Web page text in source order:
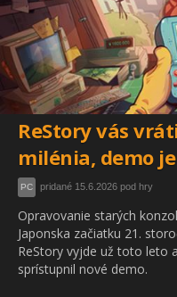
ReStory vás
milénia, demo
PC pridané 15.6.2026 pod hry
Opravovanie starých
Japonska začiatku 21.
ReStory vyjde už toto leto
sprístupnil nové demo.